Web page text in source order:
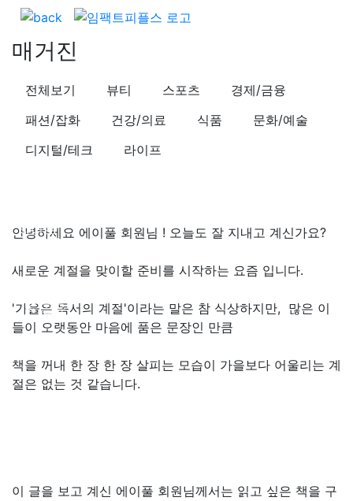
매거진
전체보기 뷰티 스포츠
경제/금융
패션/잡화
건강/의료 식품
문화/예술
디지털/테크
라이프
라이프
공유
안녕하세요 에이풀 회원님 ! 오늘도 잘 지내고 계신가요?
새로운 계절을 맞이할 준비를 시작하는 요즘 입니다.
'가을은 독서의 계절'이라는 말은 참 식상하지만, 많은 이
들이 오랫동안 마음에 품은 문장인 만큼
책을 꺼내 한 장 한 장 살피는 모습이 가을보다 어울리는 계
절은 없는 것 같습니다.
이 글을 보고 계신 에이풀 회원님께서는 읽고 싶은 책을 구